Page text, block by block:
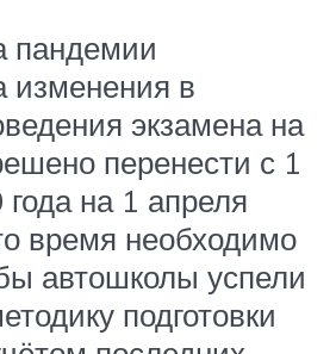
пандемии
изменения в
экзамена на
перенести с 1
на 1 апреля
время необходимо
автошколы успели
подготовки